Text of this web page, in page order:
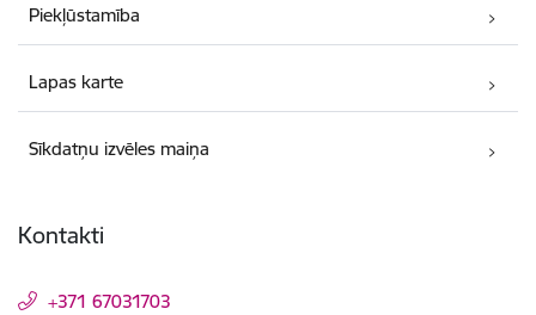
Piekļūstamība
Lapas karte
Sīkdatņu izvēles maiņa
Kontakti
+371 67031703